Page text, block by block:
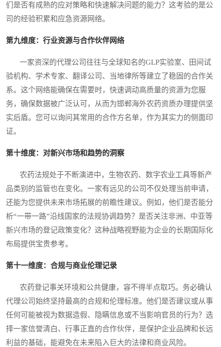
们是否有成熟的应对策略和快速解决问题的能力？这考验的是公
司的经验积累和应急资源网络。
第九维度：行业资源与合作伙伴网络
一家资深的代理公司往往与全球知名的GLP实验室、田间试
验机构、学术专家、翻译公司、当地律所等建立了稳固的合作关
系。这个网络能确保在需要时，快速调动高质量的资源为您服
务，确保数据被广泛认可，从而为邯郸海外农药资质办理提供坚
实后盾。您可以询问其常用的合作方名单，作为其实力的侧面印
证。
第十维度：对新兴市场和趋势的洞察
农药法规处于不断演进中，生物农药、数字农业工具等新产
品类别的监管也在变化。一家有远见的公司不仅处理当前申请，
还能为您提供未来市场拓展的前瞻性建议。例如，他们是否能分
析“一带一路”沿线国家的法规协调趋势？是否关注非洲、中亚等
新兴市场的登记政策变化？这种战略视野能为企业的长期国际化
布局提供宝贵参考。
第十一维度：合规与商业伦理记录
农药登记事关环境和公共健康，容不得半点取巧。务必确认
代理公司始终坚持最高的合规和伦理标准。他们是否建议或从事
任何可能被视为数据造假、隐瞒信息或不当影响官员的行为？选
择一家信誉清白、行事正直的合作伙伴，是保护企业品牌和长远
利益的基础，能避免在未来陷入巨大的法律和商业风险。